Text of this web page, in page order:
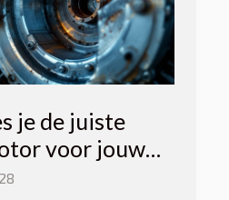
je de juiste
voor jouw